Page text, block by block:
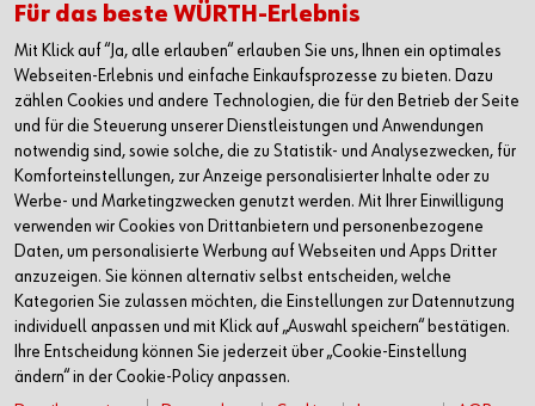
Alle Kontaktmöglichkeiten
+49 7940 15-2400
info@wuerth.com
Für das beste WÜRTH-Erlebnis
Mit Klick auf “Ja, alle erlauben“ erlauben Sie uns, Ihnen ein optimales
Webseiten-Erlebnis und einfache Einkaufsprozesse zu bieten. Dazu
zählen Cookies und andere Technologien, die für den Betrieb der Seite
und für die Steuerung unserer Dienstleistungen und Anwendungen
notwendig sind, sowie solche, die zu Statistik- und Analysezwecken, für
Komforteinstellungen, zur Anzeige personalisierter Inhalte oder zu
Werbe- und Marketingzwecken genutzt werden. Mit Ihrer Einwilligung
verwenden wir Cookies von Drittanbietern und personenbezogene
Daten, um personalisierte Werbung auf Webseiten und Apps Dritter
anzuzeigen. Sie können alternativ selbst entscheiden, welche
Kategorien Sie zulassen möchten, die Einstellungen zur Datennutzung
individuell anpassen und mit Klick auf „Auswahl speichern“ bestätigen.
Ihre Entscheidung können Sie jederzeit über „Cookie-Einstellung
ändern“ in der Cookie-Policy anpassen.